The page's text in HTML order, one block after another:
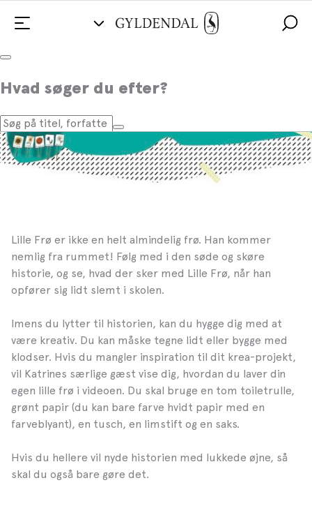
Hvad søger du efter?
Lille Frø
Højtlæsning med Katrine Bille
Lille Frø er ikke en helt almindelig frø. Han kommer
nemlig fra rummet! Følg med i den søde og skøre
historie, og se, hvad der sker med Lille Frø, når han
opfører sig lidt slemt i skolen.
Imens du lytter til historien, kan du hygge dig med at
være kreativ. Du kan måske tegne lidt eller bygge med
klodser. Hvis du mangler inspiration til dit krea-projekt,
vil Katrines særlige gæst vise dig, hvordan du laver din
egen lille frø i videoen. Du skal bruge en tom toiletrulle,
grønt papir (du kan bare farve hvidt papir med en
farveblyant), en tusch, en limstift og en saks.
Hvis du hellere vil nyde historien med lukkede øjne, så
skal du også bare gøre det.